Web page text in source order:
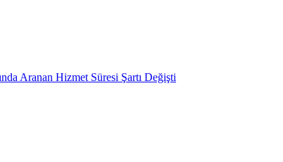
Aranan Hizmet Süresi Şartı Değişti